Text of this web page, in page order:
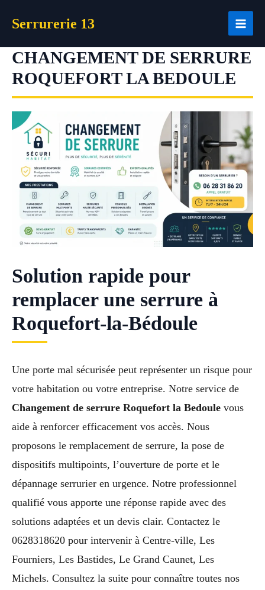
Serrurerie 13
CHANGEMENT DE SERRURE
ROQUEFORT LA BEDOULE
Solution rapide pour
remplacer une serrure à
Roquefort-la-Bédoule
Une porte mal sécurisée peut représenter un risque pour
votre habitation ou votre entreprise. Notre service de
Changement de serrure Roquefort la Bedoule vous
aide à renforcer efficacement vos accès. Nous
proposons le remplacement de serrure, la pose de
dispositifs multipoints, l’ouverture de porte et le
dépannage serrurier en urgence. Notre professionnel
qualifié vous apporte une réponse rapide avec des
solutions adaptées et un devis clair. Contactez le
0628318620 pour intervenir à Centre-ville, Les
Fourniers, Les Bastides, Le Grand Caunet, Les
Michels. Consultez la suite pour connaître toutes nos